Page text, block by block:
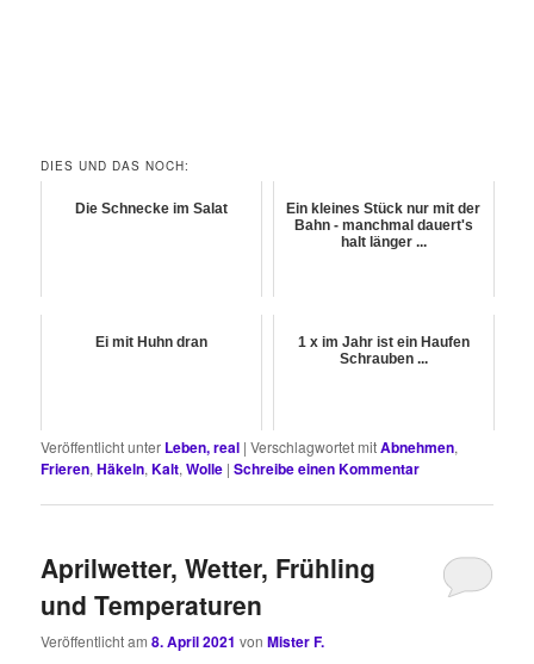
DIES UND DAS NOCH:
Die Schnecke im Salat
Ein kleines Stück nur mit der
Bahn - manchmal dauert's
halt länger ...
Ei mit Huhn dran
1 x im Jahr ist ein Haufen
Schrauben ...
Veröffentlicht unter Leben, real |Verschlagwortet mitAbnehmen,
Frieren,Häkeln,Kalt,Wolle |Schreibe einen Kommentar
Aprilwetter, Wetter, Frühling
und Temperaturen
Veröffentlicht am8. April 2021 vonMister F.